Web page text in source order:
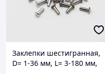
Заклепки шестигранная,
D= 1-36 мм, L= 3-180 мм,